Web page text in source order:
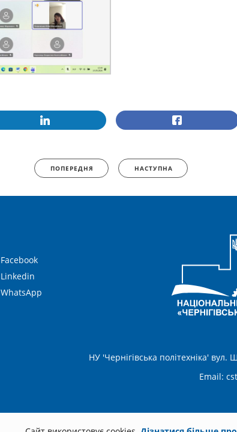
ПОПЕРЕДНЯ НАСТУПНА
Facebook
Linkedin
WhatsApp
НУ 'Чернігівська політехніка' вул.
Email: